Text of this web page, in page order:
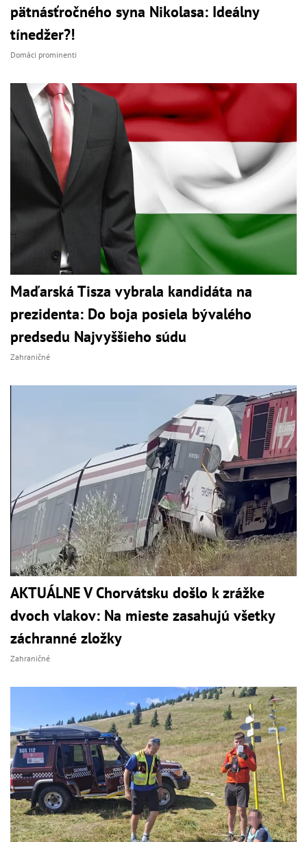
pätnásťročného syna Nikolasa: Ideálny
tínedžer?!
Domáci prominenti
Maďarská Tisza vybrala kandidáta na
prezidenta: Do boja posiela bývalého
predsedu Najvyššieho súdu
Zahraničné
AKTUÁLNE V Chorvátsku došlo k zrážke
dvoch vlakov: Na mieste zasahujú všetky
záchranné zložky
Zahraničné